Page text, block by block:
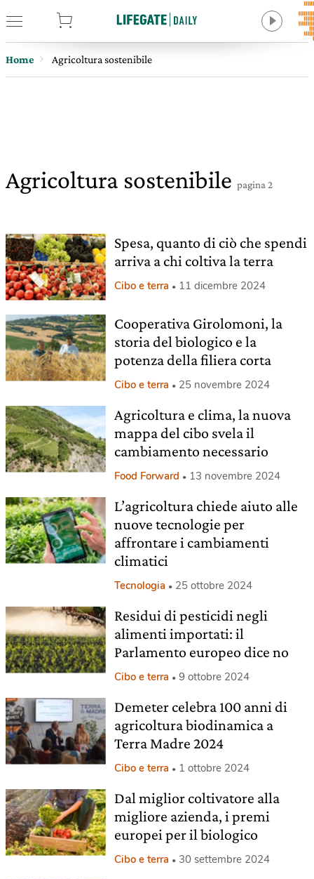
Home Agricoltura sostenibile
Agricoltura sostenibile pagina 2
Spesa, quanto di ciò che spendi
arriva a chi coltiva la terra
Cibo e terra 11 dicembre 2024
Cooperativa Girolomoni, la
storia del biologico e la
potenza della filiera corta
Cibo e terra 25 novembre 2024
Agricoltura e clima, la nuova
mappa del cibo svela il
cambiamento necessario
Food Forward 13 novembre 2024
L’agricoltura chiede aiuto alle
nuove tecnologie per
affrontare i cambiamenti
climatici
Tecnologia 25 ottobre 2024
Residui di pesticidi negli
alimenti importati: il
Parlamento europeo dice no
Cibo e terra 9 ottobre 2024
Demeter celebra 100 anni di
agricoltura biodinamica a
Terra Madre 2024
Cibo e terra 1 ottobre 2024
Dal miglior coltivatore alla
migliore azienda, i premi
europei per il biologico
Cibo e terra 30 settembre 2024